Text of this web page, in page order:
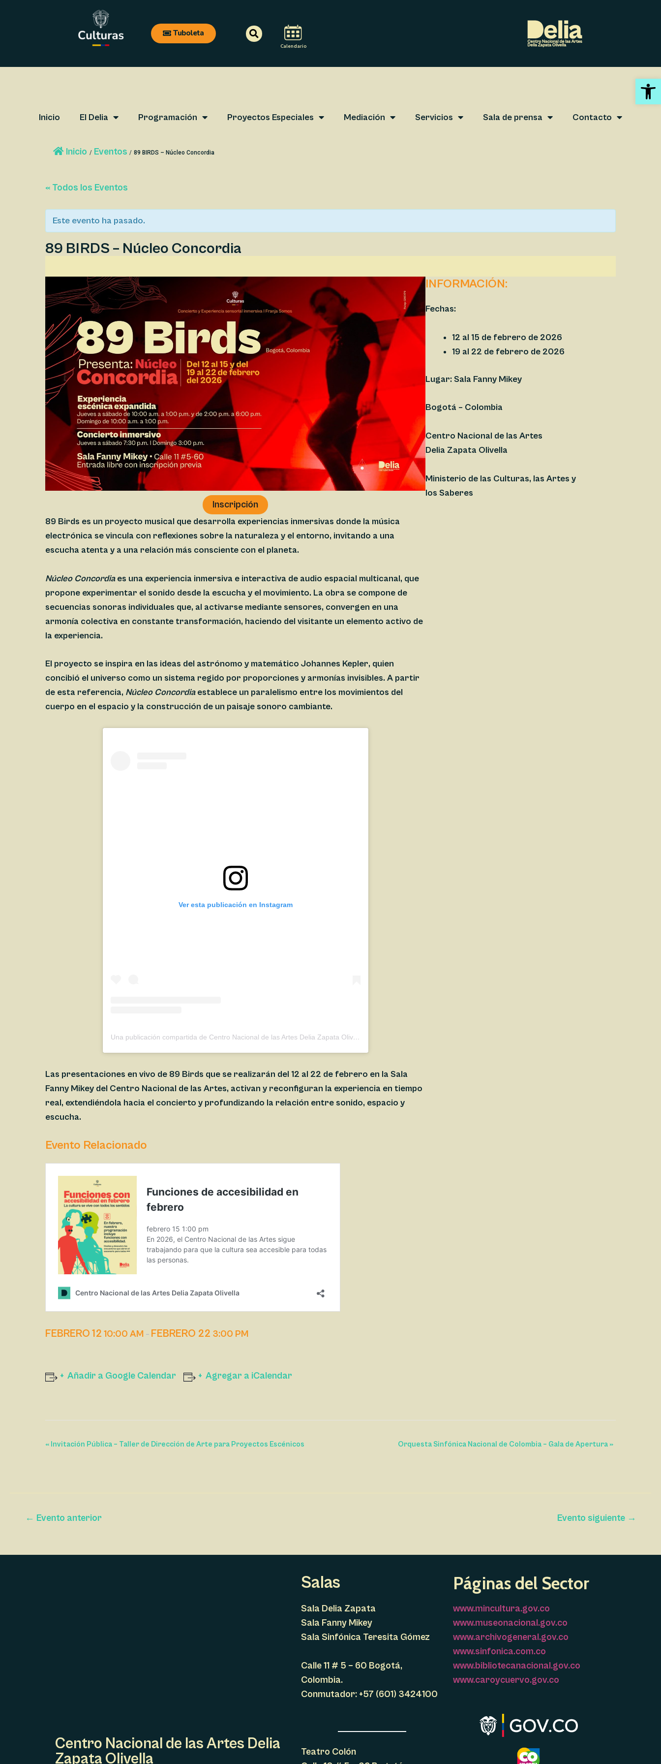
Abrir
Tuboleta Search
Calendario
Inicio El Delia Programación Proyectos Especiales Mediación Servicios Sala de prensa Contacto
Inicio / Eventos / 89 BIRDS – Núcleo Concordia
« Todos los Eventos
Este evento ha pasado.
89 BIRDS – Núcleo Concordia
Inscripción
89 Birds es un proyecto musical que desarrolla experiencias inmersivas donde la música
electrónica se vincula con reflexiones sobre la naturaleza y el entorno, invitando a una
escucha atenta y a una relación más consciente con el planeta.
Núcleo Concordiaes una experiencia inmersiva e interactiva de audio espacial multicanal, que
propone experimentar el sonido desde la escucha y el movimiento. La obra se compone de
secuencias sonoras individuales que, al activarse mediante sensores, convergen en una
armonía colectiva en constante transformación, haciendo del visitante un elemento activo de
la experiencia.
El proyecto se inspira en las ideas del astrónomo y matemático Johannes Kepler, quien
concibió el universo como un sistema regido por proporciones y armonías invisibles. A partir
de esta referencia, Núcleo Concordiaestablece un paralelismo entre los movimientos del
cuerpo en el espacio y la construcción de un paisaje sonoro cambiante.
Ver esta publicación en Instagram
Una publicación compartida de Centro Nacional de las Artes Delia Zapata Olivella (@eneldelia)
Las presentaciones en vivo de 89 Birds que se realizarán del 12 al 22 de febrero en la Sala
Fanny Mikey del Centro Nacional de las Artes, activan y reconfiguran la experiencia en tiempo
real, extendiéndola hacia el concierto y profundizando la relación entre sonido, espacio y
escucha.
Evento Relacionado
INFORMACIÓN:
Fechas:
12 al 15 de febrero de 2026
19 al 22 de febrero de 2026
Lugar: Sala Fanny Mikey
Bogotá – Colombia
Centro Nacional de las Artes
Delia Zapata Olivella
Ministerio de las Culturas, las Artes y
los Saberes
FEBRERO 12 10:00 AM – FEBRERO 22 3:00 PM
Añadir a Google Calendar Agregar a iCalendar
N
A
I
« Invitación Pública – Taller de Dirección de Arte para Proyectos Escénicos Orquesta Sinfónica Nacional de Colombia – Gala de Apertura »
← Evento anterior Evento siguiente →
Centro Nacional de las Artes Delia
Zapata Olivella
Salas
Sala Delia Zapata
Sala Fanny Mikey
Sala Sinfónica Teresita Gómez
Calle 11 # 5 – 60 Bogotá,
Colombia.
Conmutador: +57 (601) 3424100
Teatro Colón
Páginas del Sector
www.mincultura.gov.co
www.museonacional.gov.co
www.archivogeneral.gov.co
www.sinfonica.com.co
www.bibliotecanacional.gov.co
www.caroycuervo.gov.co